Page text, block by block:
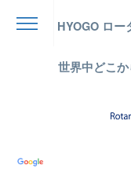
HYOGO ロー
世界中どこか